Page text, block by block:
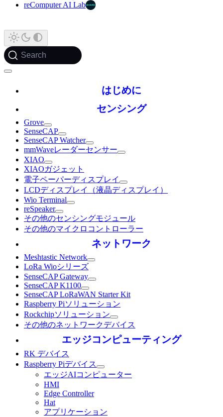
reComputer AI Lab
Search
はじめに
センシング
Grove
SenseCAP
SenseCAP Watcher
mmWaveレーダーセンサー
XIAO
XIAOガジェット
電子ペーパーディスプレイ
LCDディスプレイ（液晶ディスプレイ）
Wio Terminal
reSpeaker
その他のセンシングモジュール
その他のマイクロコントローラー
ネットワーク
Meshtastic Network
LoRa Wioシリーズ
SenseCAP Gateway
SenseCAP K1100
SenseCAP LoRaWAN Starter Kit
Raspberry Piソリューション
Rockchipソリューション
その他のネットワークデバイス
エッジコンピューティング
RK デバイス
Raspberry Piデバイス
エッジAIコンピューター
HMI
Edge Controller
Hat
アプリケーション